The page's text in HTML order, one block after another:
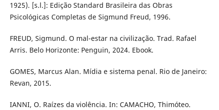
1925). [s.l.]: Edição Standard Brasileira das Obras
Psicológicas Completas de Sigmund Freud, 1996.
FREUD, Sigmund. O mal-estar na civilização. Trad. Rafael
Arris. Belo Horizonte: Penguin, 2024. Ebook.
GOMES, Marcus Alan. Mídia e sistema penal. Rio de Janeiro:
Revan, 2015.
IANNI, O. Raízes da violência. In: CAMACHO, Thimóteo.